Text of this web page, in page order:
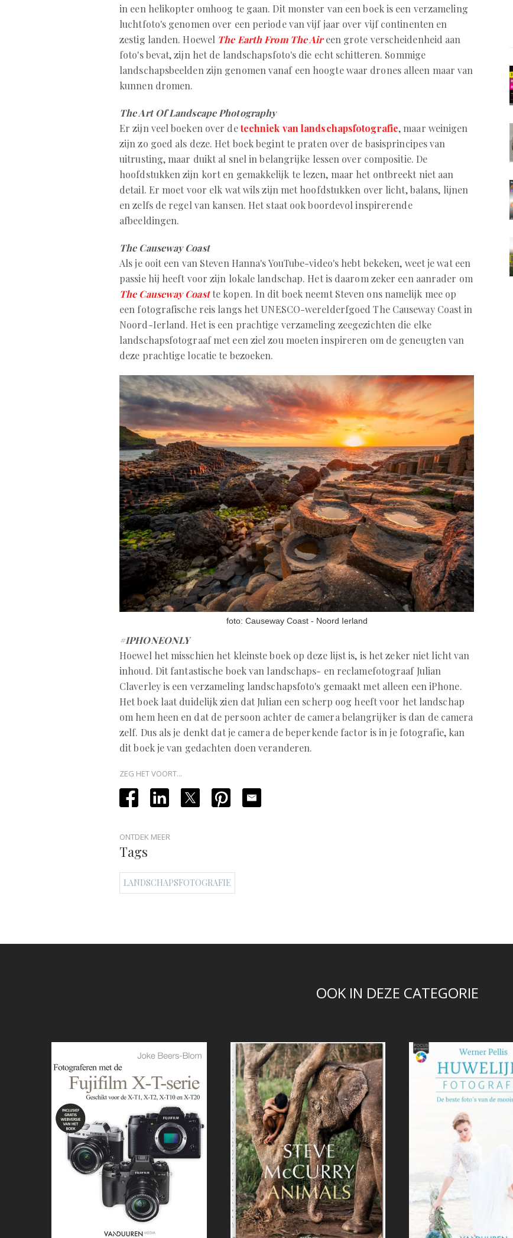
in een helikopter omhoog te gaan. Dit monster van een boek is een verzameling
luchtfoto's genomen over een periode van vijf jaar over vijf continenten en
zestig landen. Hoewel The Earth From The Aireen grote verscheidenheid aan
foto's bevat, zijn het de landschapsfoto's die echt schitteren. Sommige
landschapsbeelden zijn genomen vanaf een hoogte waar drones alleen maar van
kunnen dromen.
The Art Of Landscape Photography
Er zijn veel boeken over detechniek van landschapsfotografie, maar weinigen
zijn zo goed als deze. Het boek begint te praten over de basisprincipes van
uitrusting, maar duikt al snel in belangrijke lessen over compositie. De
hoofdstukken zijn kort en gemakkelijk te lezen, maar het ontbreekt niet aan
detail. Er moet voor elk wat wils zijn met hoofdstukken over licht, balans, lijnen
en zelfs de regel van kansen. Het staat ook boordevol inspirerende
afbeeldingen.
The Causeway Coast
Als je ooit een van Steven Hanna's YouTube-video's hebt bekeken, weet je wat een
passie hij heeft voor zijn lokale landschap. Het is daarom zeker een aanrader om
The Causeway Coastte kopen. In dit boek neemt Steven ons namelijk mee op
een fotografische reis langs het UNESCO-werelderfgoed The Causeway Coast in
Noord-Ierland. Het is een prachtige verzameling zeegezichten die elke
landschapsfotograaf met een ziel zou moeten inspireren om de geneugten van
deze prachtige locatie te bezoeken.
foto: Causeway Coast - Noord Ierland
#IPHONEONLY
Hoewel het misschien het kleinste boek op deze lijst is, is het zeker niet licht van
inhoud. Dit fantastische boek van landschaps- en reclamefotograaf Julian
Claverley is een verzameling landschapsfoto's gemaakt met alleen een iPhone.
Het boek laat duidelijk zien dat Julian een scherp oog heeft voor het landschap
om hem heen en dat de persoon achter de camera belangrijker is dan de camera
zelf. Dus als je denkt dat je camera de beperkende factor is in je fotografie, kan
dit boek je van gedachten doen veranderen.
ZEG HET VOORT...
ONTDEK MEER
Tags
LANDSCHAPSFOTOGRAFIE
OOK IN DEZE CATEGORIE